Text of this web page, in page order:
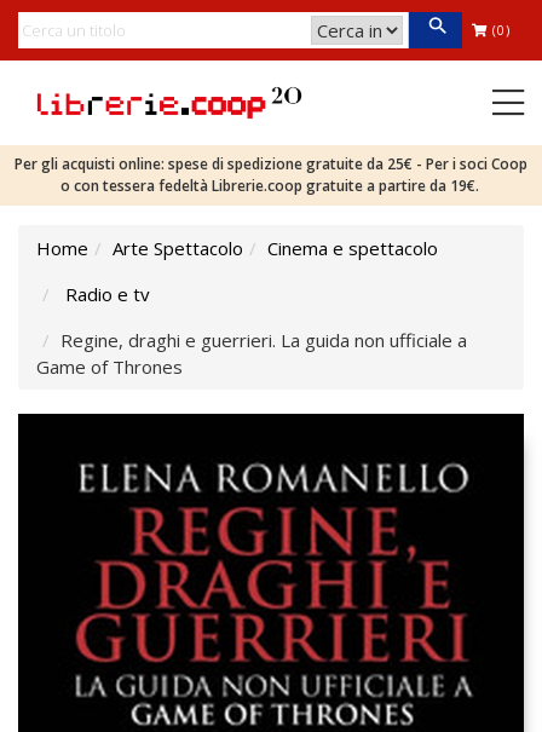
(0)
Per gli acquisti online: spese di spedizione gratuite da 25€ - Per i soci Coop
o con tessera fedeltà Librerie.coop gratuite a partire da 19€.
Home Arte Spettacolo
Cinema e spettacolo
Radio e tv
Regine, draghi e guerrieri. La guida non ufficiale a
Game of Thrones